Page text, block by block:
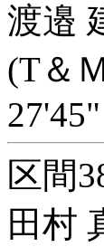
渡邉
(T＆
27'45"
区間
田村